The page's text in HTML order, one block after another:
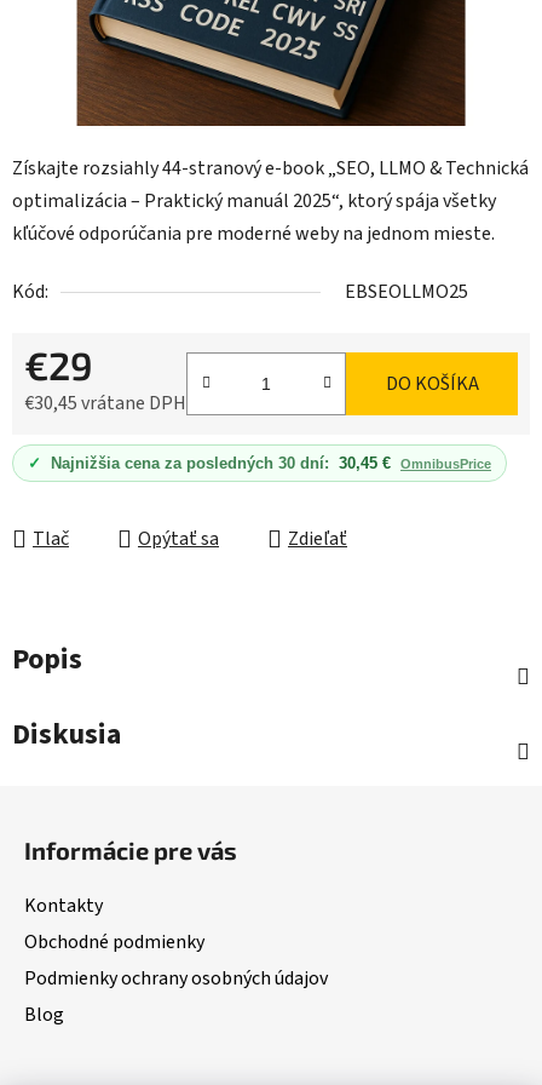
Získajte rozsiahly 44-stranový e-book „SEO, LLMO & Technická
optimalizácia – Praktický manuál 2025“, ktorý spája všetky
kľúčové odporúčania pre moderné weby na jednom mieste.
Kód: EBSEOLLMO25
€29
€30,45 vrátane DPH
Jednotková cena:
DO KOŠÍKA
✓ Najnižšia cena za posledných 30 dní: 30,45 € OmnibusPrice
Tlač Opýtať sa Zdieľať
Popis
Diskusia
Informácie pre vás
Kontakty
Obchodné podmienky
Podmienky ochrany osobných údajov
Blog